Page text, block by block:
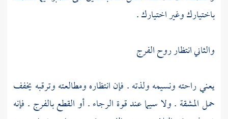
باختيارك وغير اختيارك .
والثاني انتظار روح الفرج
يعني راحته ونسيمه ولذته . فإن انتظاره ومطالعته وترقبه يخفف
حمل المشقة . ولا سيما عند قوة الرجاء . أو القطع بالفرج . فإنه